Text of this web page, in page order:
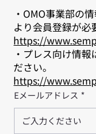
・OMO事業部の
より会員登録が必
https://
・プレス向け情
ださい。
https://
Eメールアドレス *